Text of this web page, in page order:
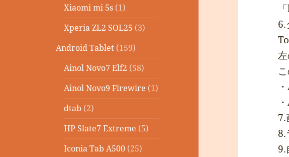
Xiaomi mi 5s (1)
Xperia ZL2 SOL25 (3)
Android Tablet (159)
Ainol Novo7 Elf2 (58)
Ainol Novo9 Firewire (1)
dtab (2)
HP Slate7 Extreme (5)
Iconia Tab A500 (25)
6.
7.
8.
9.